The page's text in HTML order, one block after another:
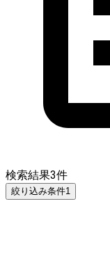
検索結果3件
絞り込み条件1